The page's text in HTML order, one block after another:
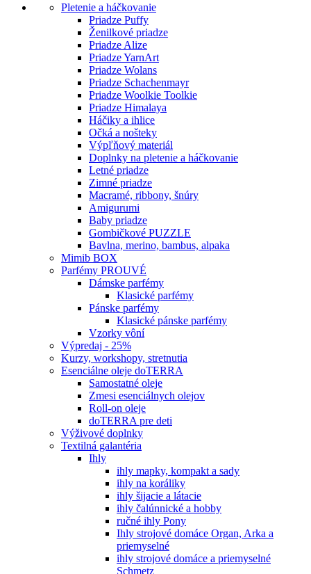
Pletenie a háčkovanie
Priadze Puffy
Ženilkové priadze
Priadze Alize
Priadze YarnArt
Priadze Wolans
Priadze Schachenmayr
Priadze Woolkie Toolkie
Priadze Himalaya
Háčiky a ihlice
Očká a nošteky
Výpľňový materiál
Doplnky na pletenie a háčkovanie
Letné priadze
Zimné priadze
Macramé, ribbony, šnúry
Amigurumi
Baby priadze
Gombičkové PUZZLE
Bavlna, merino, bambus, alpaka
Mimib BOX
Parfémy PROUVÉ
Dámske parfémy
Klasické parfémy
Pánske parfémy
Klasické pánske parfémy
Vzorky vôní
Výpredaj - 25%
Kurzy, workshopy, stretnutia
Esenciálne oleje doTERRA
Samostatné oleje
Zmesi esenciálnych olejov
Roll-on oleje
doTERRA pre deti
Výživové doplnky
Textilná galantéria
Ihly
ihly mapky, kompakt a sady
ihly na koráliky
ihly šijacie a látacie
ihly čalúnnické a hobby
ručné ihly Pony
Ihly strojové domáce Organ, Arka a
priemyselné
ihly strojové domáce a priemyselné
Schmetz